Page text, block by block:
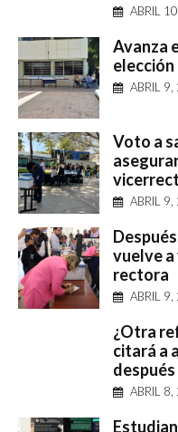
ABRIL
Avanza
elección
ABRIL
Voto a
ABRIL
vuelve
rectora
ABRIL
¿Otra
citará a
ABRIL